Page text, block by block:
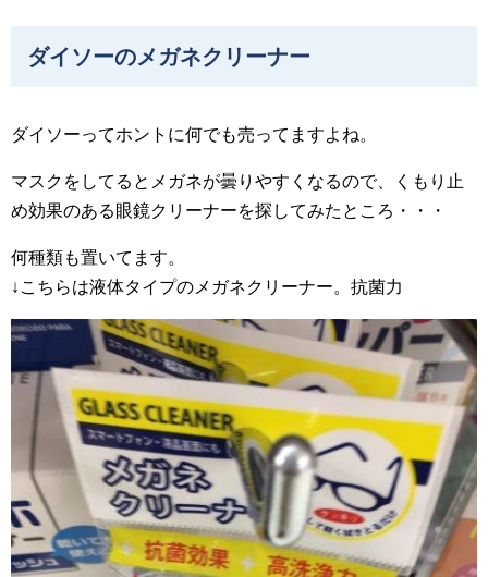
ダイソーのメガネクリーナー
ダイソーってホントに何でも売ってますよね。
マスクをしてるとメガネが曇りやすくなるので、くもり止
め効果のある眼鏡クリーナーを探してみたところ・・・
何種類も置いてます。
↓こちらは液体タイプのメガネクリーナー。抗菌力